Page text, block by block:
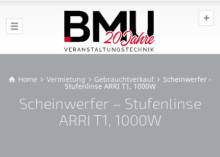
Home Vermietung Gebrauchtverkauf Scheinwerfer -
Stufenlinse ARRI T1, 1000W
Scheinwerfer – Stufenlinse
ARRI T1, 1000W